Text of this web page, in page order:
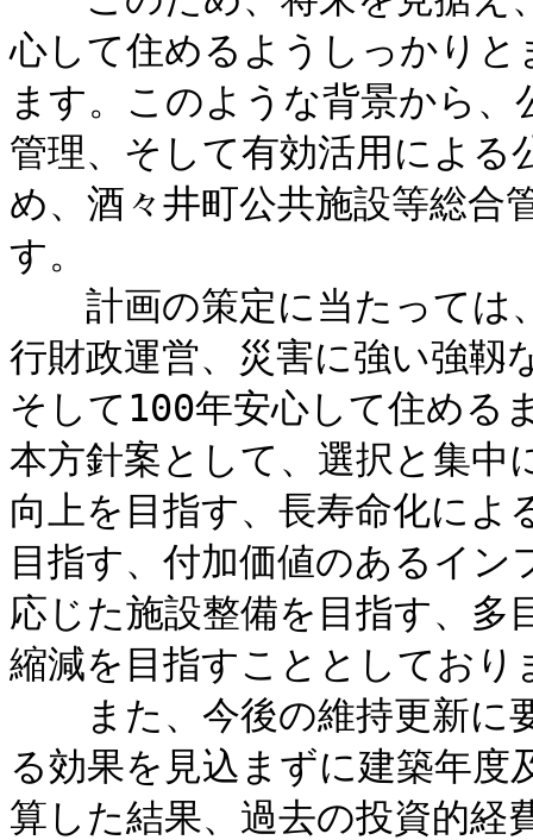
心して住めるようしっかり
ます。このような背景から
管理、そして有効活用による
め、酒々井町公共施設等総合
す。
計画の策定に当たっては
行財政運営、災害に強い強靱
そして100年安心して住める
本方針案として、選択と集中
向上を目指す、長寿命化によ
目指す、付加価値のあるイ
応じた施設整備を目指す、多
縮減を目指すこととしており
また、今後の維持更新に
る効果を見込まずに建築年度
算した結果、過去の投資的経